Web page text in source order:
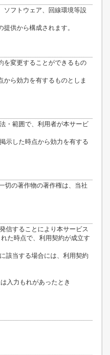
ソフトウェア、回線環境等設
供から構成されます。
を変更することができるもの
から効力を有するものとしま
・範囲で、利用者が本サービ
示した時点から効力を有する
切の著作物の著作権は、当社
信することにより本サービス
た時点で、利用契約が成立す
該当する場合には、利用契約
入力もれがあったとき